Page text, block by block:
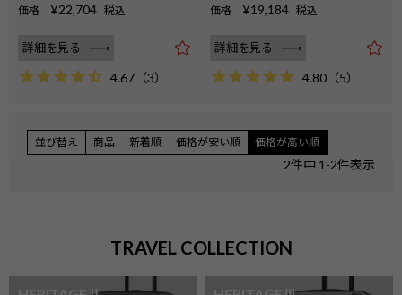
価格 ¥22,704 税込
詳細を見る
4.67 （3）
価格 ¥19,184 税込
詳細を見る
4.80 （5）
並び替え 商品 新着順 価格が安い順 価格が高い順
2件中 1 -2件表示
TRAVEL COLLECTION